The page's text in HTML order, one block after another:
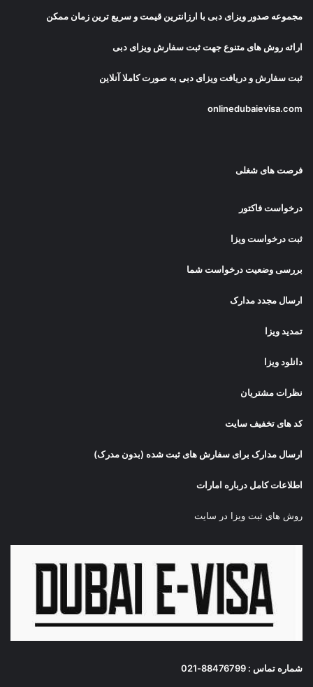
مجموعه صدور ویزای دبی با ارزانترین قیمت و سریع ترین زمان ممکن
ارائه روش های متنوع جهت ثبت سفارش ویزای دبی
ثبت سفارش و دریافتویزای دبی به صورت کاملا آنلاین
onlinedubaievisa.com
فرصت های شغلی
درخواست فاکتور
ثبت درخواست ویزا
بررسی وضعیت درخواست شما
ارسال مجدد مدارک
تمدید ویزا
دانلود ویزا
نظرات مشتریان
کد های تخفیف سایت
ارسال مدارک برای سفارش های ثبت شده (بدون مدرک)
اطلاعات کامل درباره امارات
روش های ثبت ویزا در سایت
شماره تماس : 88476799-021